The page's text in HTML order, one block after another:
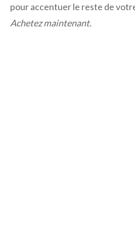
pour accentuer le reste de
Achetez maintenant.